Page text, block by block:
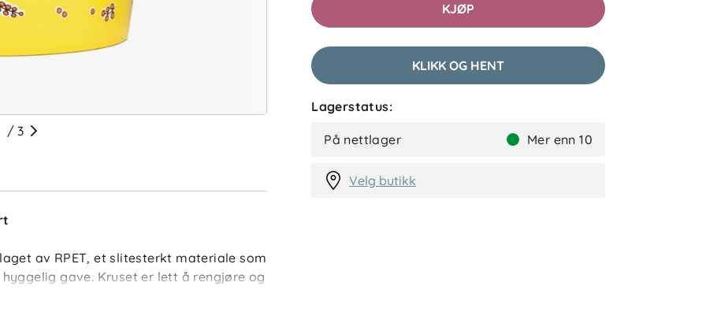
/ 3
av RPET, et slitesterkt materiale som
gave. Kruset er lett å rengjøre og
KJØP
KLIKK OG HENT
Lagerstatus:
På nettlager Mer enn 10
Velg butikk